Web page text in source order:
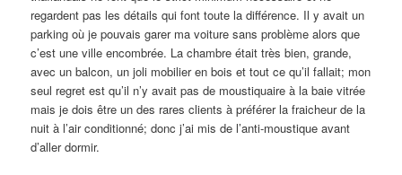
regardent pas les détails qui font toute la différence. Il y avait un
parking où je pouvais garer ma voiture sans problème alors que
c’est une ville encombrée. La chambre était très bien, grande,
avec un balcon, un joli mobilier en bois et tout ce qu’il fallait; mon
seul regret est qu’il n’y avait pas de moustiquaire à la baie vitrée
mais je dois être un des rares clients à préférer la fraicheur de la
nuit à l’air conditionné; donc j’ai mis de l’anti-moustique avant
d’aller dormir.